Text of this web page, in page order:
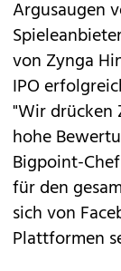
Argusaugen
von Zynga
IPO
"Wir drücken
hohe
Bigpoint-
für den
sich von
Plattformen